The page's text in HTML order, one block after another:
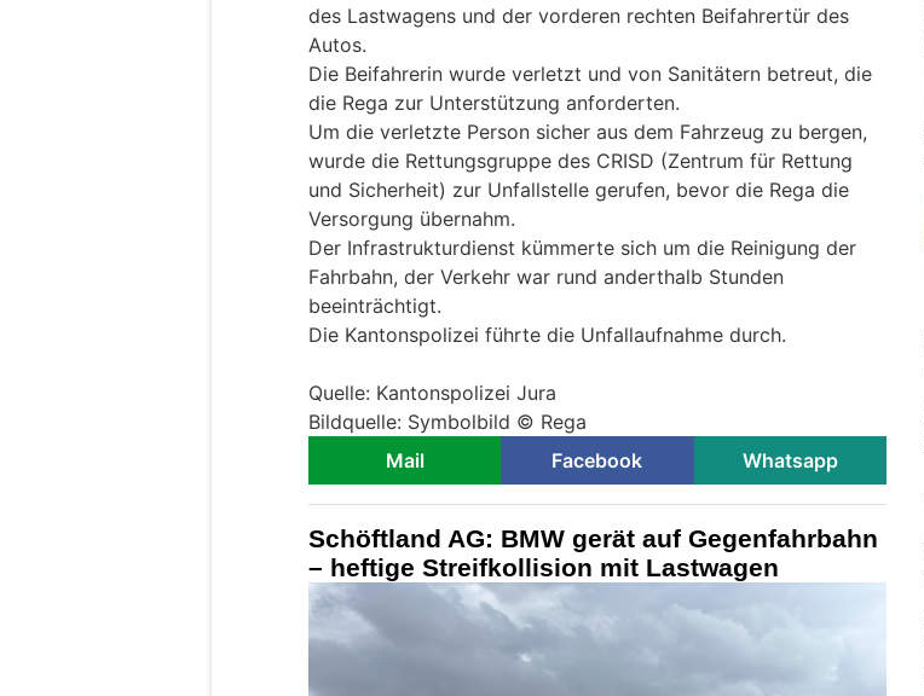
des Lastwagens und der vorderen rechten Beifahrertür des
Autos.
Die Beifahrerin wurde verletzt und von Sanitätern betreut, die
die Rega zur Unterstützung anforderten.
Um die verletzte Person sicher aus dem Fahrzeug zu bergen,
wurde die Rettungsgruppe des CRISD (Zentrum für Rettung
und Sicherheit) zur Unfallstelle gerufen, bevor die Rega die
Versorgung übernahm.
Der Infrastrukturdienst kümmerte sich um die Reinigung der
Fahrbahn, der Verkehr war rund anderthalb Stunden
beeinträchtigt.
Die Kantonspolizei führte die Unfallaufnahme durch.
Quelle: Kantonspolizei Jura
Bildquelle: Symbolbild © Rega
Mail
Facebook Whatsapp
Schöftland AG: BMW gerät auf Gegenfahrbahn
– heftige Streifkollision mit Lastwagen